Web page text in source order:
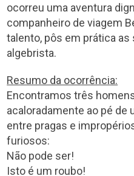
ocorreu uma aventura
companheiro de viagem
talento, pôs em prática
algebrista.
Resumo da ocorrência:
Encontramos três
acaloradamente ao pé de
entre pragas e
furiosos:
Não pode ser!
Isto é um roubo!